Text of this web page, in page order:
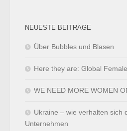
NEUESTE BEITRÄGE
Über Bubbles und Blasen
Here they are: Global
WE NEED MORE WOMEN
Ukraine – wie verhalten sich
Unternehmen